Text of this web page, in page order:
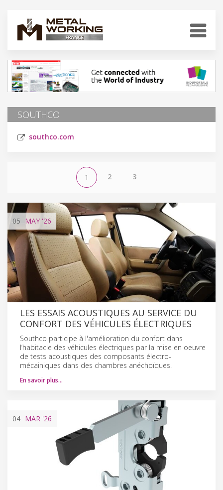
SOUTHCO
southco.com
1 2 3
05 MAY '26
LES ESSAIS ACOUSTIQUES AU SERVICE DU
CONFORT DES VÉHICULES ÉLECTRIQUES
Southco participe à l'amélioration du confort dans
l’habitacle des véhicules électriques par la mise en oeuvre
de tests acoustiques des composants électro-
mécainiques dans des chambres anéchoïques.
En savoir plus…
04 MAR '26